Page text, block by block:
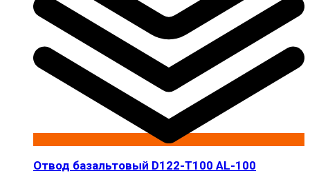
Отвод базальтовый D122-T100 AL-100